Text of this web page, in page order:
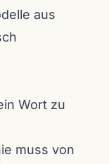
aus
Wort zu
muss von